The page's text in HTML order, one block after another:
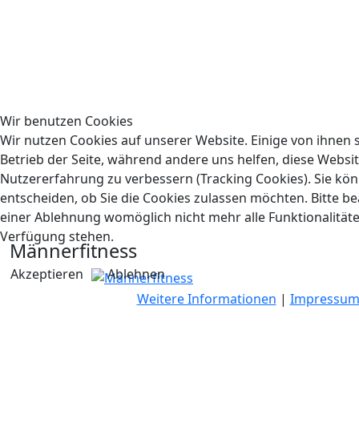
Männerfitness
Wir benutzen Cookies
Wir nutzen Cookies auf unserer Website. Einige von ihnen
Betrieb der Seite, während andere uns helfen, diese
Nutzererfahrung zu verbessern (Tracking Cookies). Sie
entscheiden, ob Sie die Cookies zulassen möchten. Bitte
einer Ablehnung womöglich nicht mehr alle
Verfügung stehen.
Akzeptieren
Ablehnen
Weitere Informationen | Impressum